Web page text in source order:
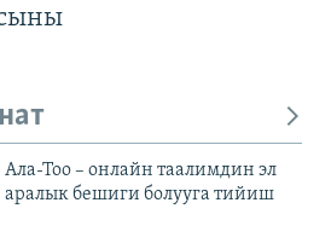
Ала-Тоо – онлайн таалимдин эл
аралык бешиги болууга тийиш